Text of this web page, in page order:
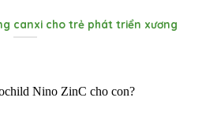
canxi cho trẻ phát triển xương